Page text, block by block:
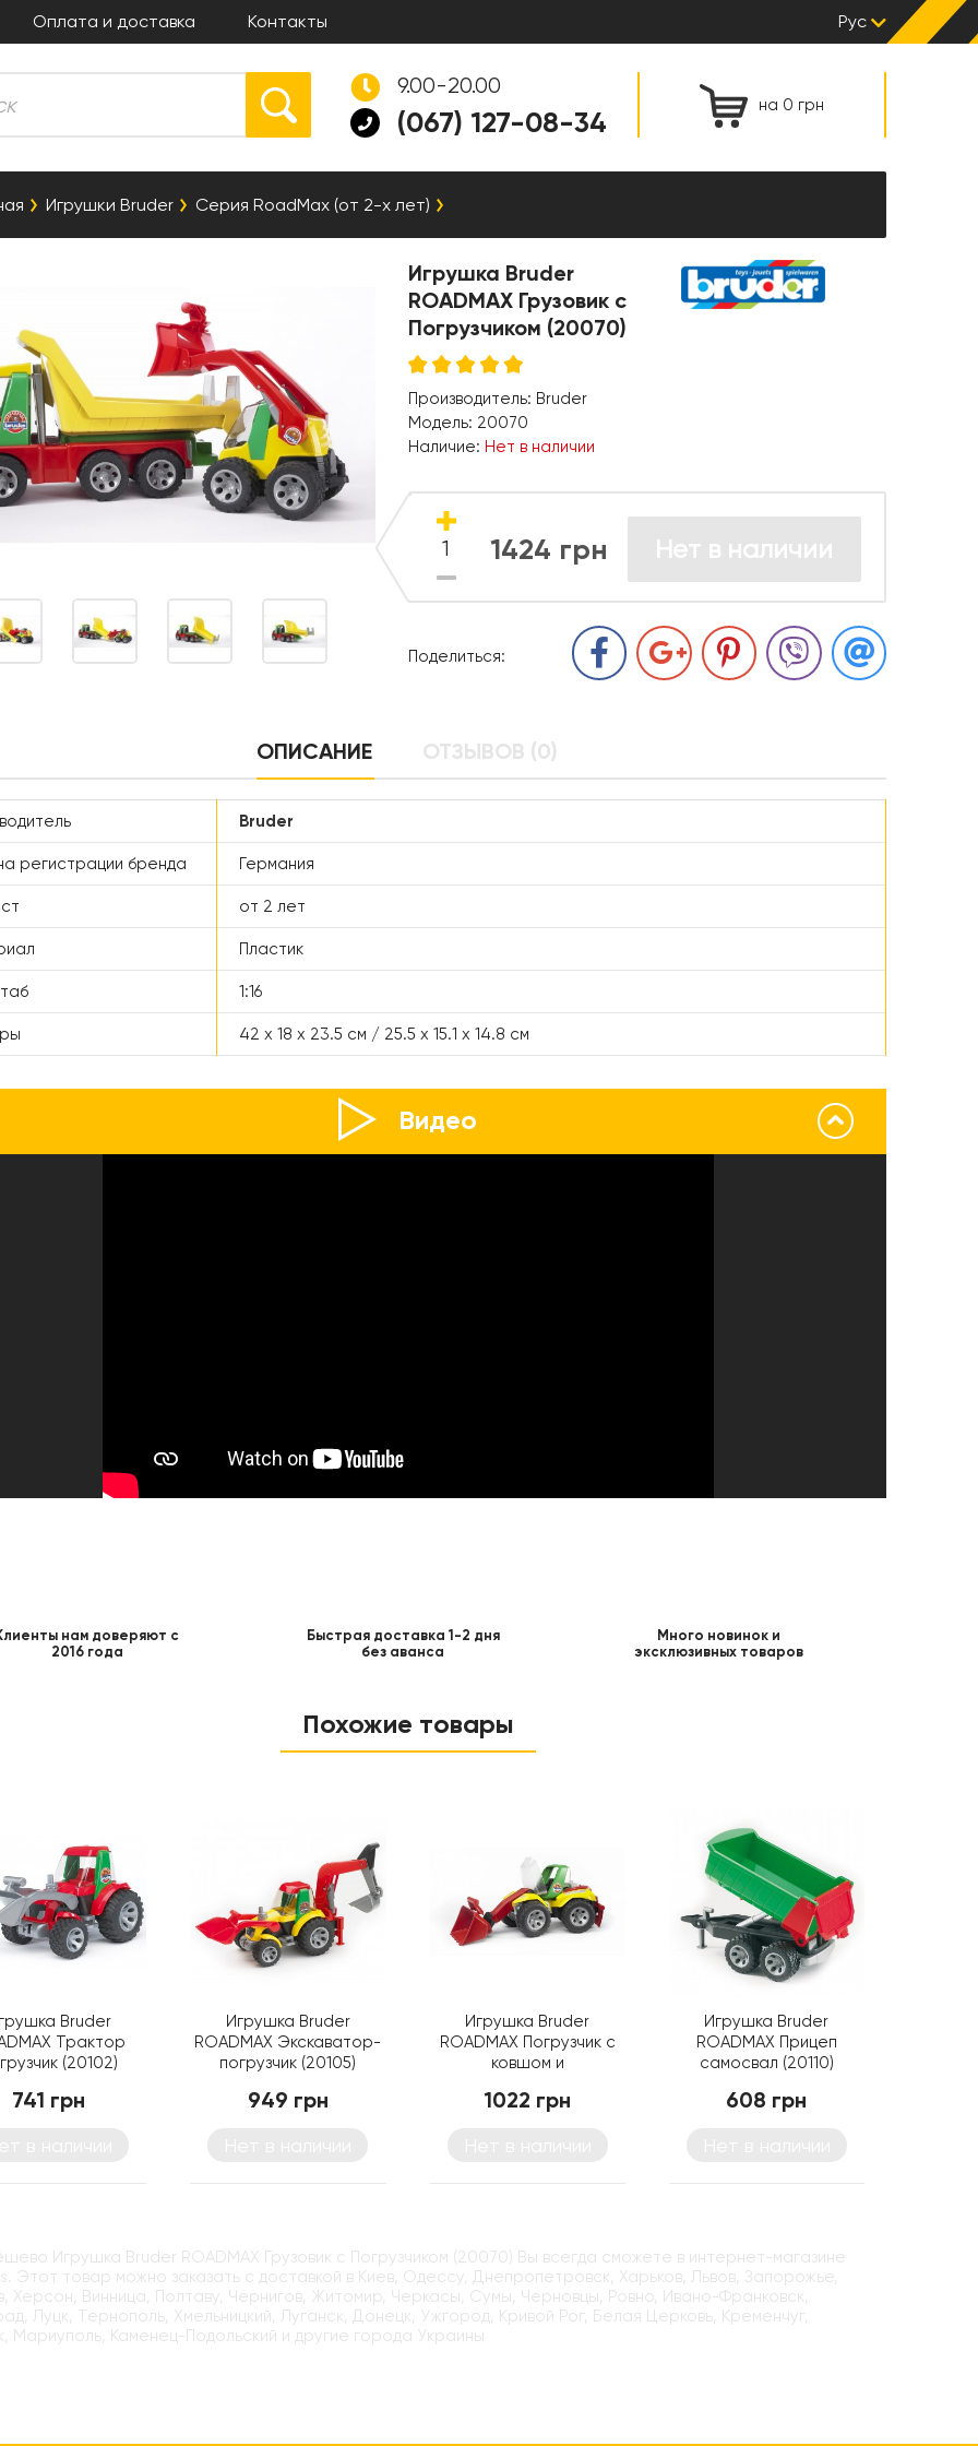
Оплата и доставка Контакты Рус
на 0 грн
9.00-20.00
(067) 127-08-34
Игрушки Bruder Серия RoadMax (от 2-х лет)
Игрушка Bruder
ROADMAX Грузовик с
Погрузчиком (20070)
Производитель: Bruder
Модель: 20070
Наличие: Нет в наличии
1424 грн Нет в наличии
Поделиться:
ОПИСАНИЕ ОТЗЫВОВ (0)
Bruder
регистрации бренда Германия
от 2 лет
Пластик
1:16
42 x 18 x 23.5 см / 25.5 x 15.1 x 14.8 см
Видео
нам доверяют с
2016 года
Быстрая доставка 1-2 дня
без аванса
Много новинок и
эксклюзивных товаров
Похожие товары
Bruder
Трактор
(20102)
741 грн
Игрушка Bruder
ROADMAX Экскаватор-
погрузчик (20105)
949 грн
Игрушка Bruder
ROADMAX Погрузчик с
ковшом и
1022 грн
Игрушка Bruder
ROADMAX Прицеп
самосвал (20110)
608 грн
Игрушка Bruder ROADMAX Грузовик с Погрузчиком (20070) Вы всегда сможете в интернет-магазине
Этот товар можно заказать с доставкой в Киев, Одессу, Днепропетровск, Харьков, Львов, Запорожье,
Херсон, Винница, Полтаву, Чернигов, Житомир, Черкасы, Сумы, Черновцы, Ровно, Ивано-Франковск,
Луцк, Тернополь, Хмельницкий, Луганск, Донецк, Ужгород, Кривой Рог, Белая Церковь, Кременчуг,
Мариуполь, Каменец-Подольский и другие города Украины